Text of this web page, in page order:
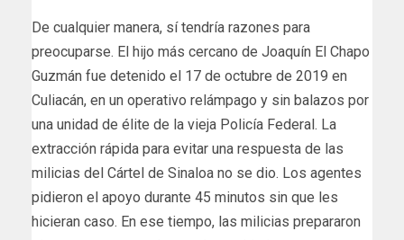
De cualquier manera, sí tendría razones para
preocuparse. El hijo más cercano de Joaquín El Chapo
Guzmán fue detenido el 17 de octubre de 2019 en
Culiacán, en un operativo relámpago y sin balazos por
una unidad de élite de la vieja Policía Federal. La
extracción rápida para evitar una respuesta de las
milicias del Cártel de Sinaloa no se dio. Los agentes
pidieron el apoyo durante 45 minutos sin que les
hicieran caso. En ese tiempo, las milicias prepararon